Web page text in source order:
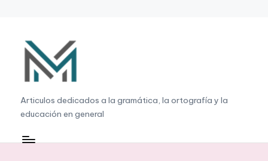
contenido
G
r
a
Articulos dedicados a la gramática, la ortografía y la
educación en general